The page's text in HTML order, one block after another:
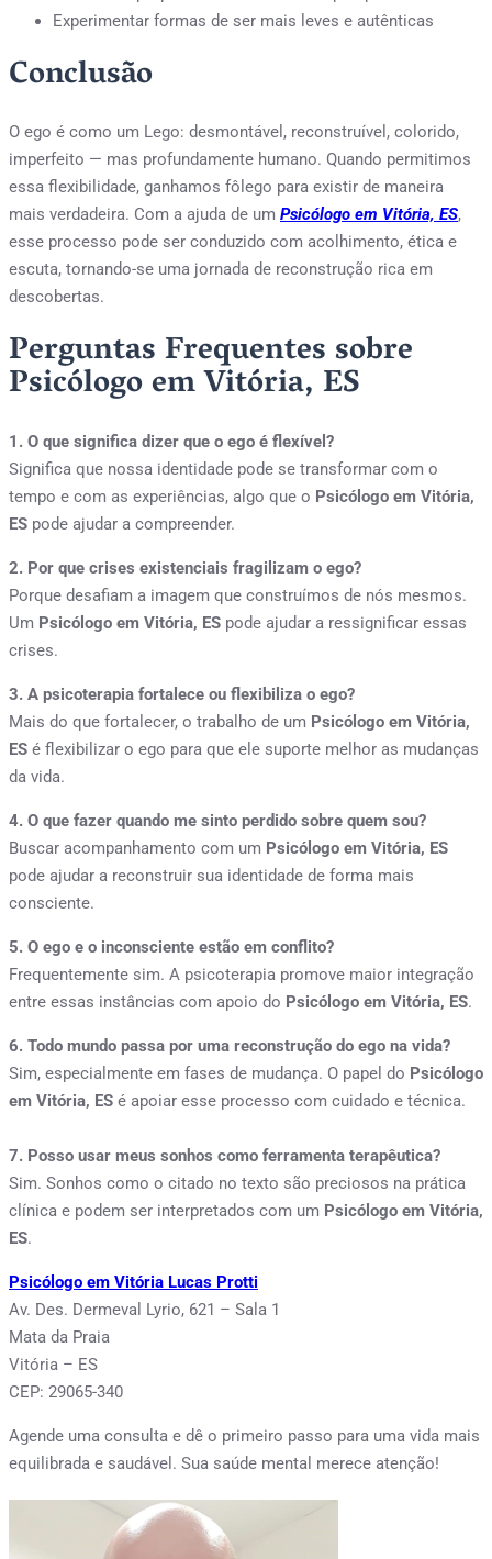
Experimentar formas de ser mais leves e autênticas
Conclusão
O ego é como um Lego: desmontável, reconstruível, colorido,
imperfeito — mas profundamente humano. Quando permitimos
essa flexibilidade, ganhamos fôlego para existir de maneira
mais verdadeira. Com a ajuda de um Psicólogo em Vitória, ES,
esse processo pode ser conduzido com acolhimento, ética e
escuta, tornando-se uma jornada de reconstrução rica em
descobertas.
Perguntas Frequentes sobre
Psicólogo em Vitória, ES
1. O que significa dizer que o ego é flexível?
Significa que nossa identidade pode se transformar com o
tempo e com as experiências, algo que o Psicólogo em Vitória,
ES pode ajudar a compreender.
2. Por que crises existenciais fragilizam o ego?
Porque desafiam a imagem que construímos de nós mesmos.
Um Psicólogo em Vitória, ES pode ajudar a ressignificar essas
crises.
3. A psicoterapia fortalece ou flexibiliza o ego?
Mais do que fortalecer, o trabalho de um Psicólogo em Vitória,
ES é flexibilizar o ego para que ele suporte melhor as mudanças
da vida.
4. O que fazer quando me sinto perdido sobre quem sou?
Buscar acompanhamento com um Psicólogo em Vitória, ES
pode ajudar a reconstruir sua identidade de forma mais
consciente.
5. O ego e o inconsciente estão em conflito?
Frequentemente sim. A psicoterapia promove maior integração
entre essas instâncias com apoio do Psicólogo em Vitória, ES.
6. Todo mundo passa por uma reconstrução do ego na vida?
Sim, especialmente em fases de mudança. O papel do Psicólogo
em Vitória, ES é apoiar esse processo com cuidado e técnica.
7. Posso usar meus sonhos como ferramenta terapêutica?
Sim. Sonhos como o citado no texto são preciosos na prática
clínica e podem ser interpretados com um Psicólogo em Vitória,
ES.
Psicólogo em Vitória Lucas Protti
Av. Des. Dermeval Lyrio, 621 – Sala 1
Mata da Praia
Vitória – ES
CEP: 29065-340
Agende uma consulta e dê o primeiro passo para uma vida mais
equilibrada e saudável. Sua saúde mental merece atenção!